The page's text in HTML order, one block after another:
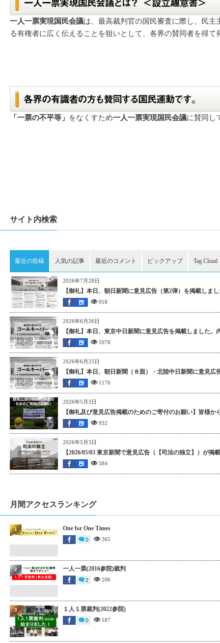
一人一票実現国民会議は、最高裁判官の国民審査に際し、民主
る有権者に広く伝えることを狙いとして、各界の賛同者を得て
「一票の不平等」 をなくすため一人一票実現国民会議に賛同し
サイト内検索
最近の投稿 人気の記事 最近のコメント ピックアップ Tag Cloud
2026年7月28日
【御礼】本日、朝日新聞に意見広告（第2弾）を掲載しま
918
2026年6月26日
【御礼】本日、東京中日新聞に意見広告を掲載しました
1078
2026年6月25日
【御礼】本日、朝日新聞（８面）・北陸中日新聞に意見
1170
2026年5月3日
【御礼及び意見広告掲載のためのご寄付のお願い】皆様
932
2026年5月3日
【2026/05/03 東京新聞で意見広告（【司法の独立】）が掲
584
月間アクセスランキング
One for One Times
0 365
1
一人一票(2016参院)裁判
2 206
2
１人１票裁判(2022参院)
0 187
3